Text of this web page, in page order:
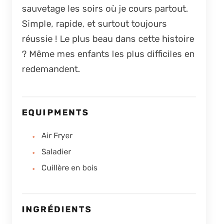
sauvetage les soirs où je cours partout.
Simple, rapide, et surtout toujours
réussie ! Le plus beau dans cette histoire
? Même mes enfants les plus difficiles en
redemandent.
EQUIPMENTS
Air Fryer
Saladier
Cuillère en bois
INGRÉDIENTS